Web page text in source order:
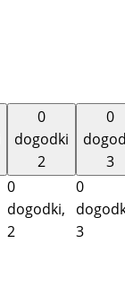
0
dogodki
2
0
dogodki,
2
0
3
0
3